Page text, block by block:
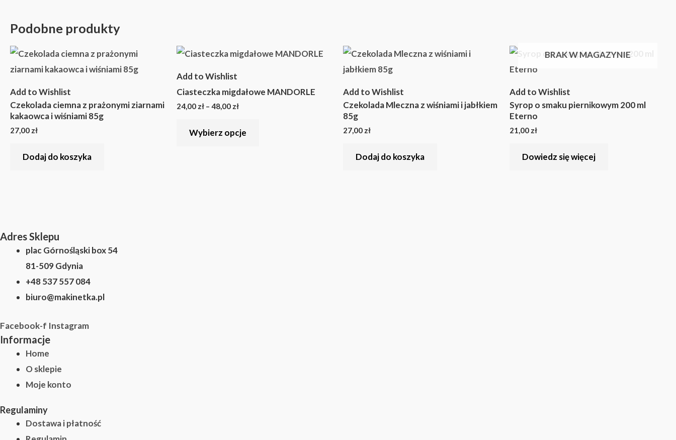
Podobne produkty
Add to Wishlist
Czekolada ciemna z prażonymi ziarnami
kakaowca i wiśniami 85g
27,00 zł
Dodaj do koszyka
Add to Wishlist
Ciasteczka migdałowe MANDORLE
24,00 zł – 48,00 zł
Zakres
cen:
do
48,00 zł
Wybierz opcje
Ten
Add to Wishlist
Czekolada Mleczna z wiśniami i jabłkiem
85g
27,00 zł
Dodaj do koszyka
BRAK W MAGAZYNIE
Add to Wishlist
Syrop o smaku piernikowym 200 ml
Eterno
21,00 zł
Dowiedz się więcej
Adres Sklepu
plac Górnośląski box 54
81-509 Gdynia
+48 537 557 084
biuro@makinetka.pl
Facebook-f Instagram
Informacje
Home
O sklepie
Moje konto
Regulaminy
Dostawa i płatność